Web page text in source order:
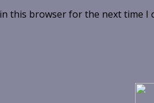
this browser for the next time I